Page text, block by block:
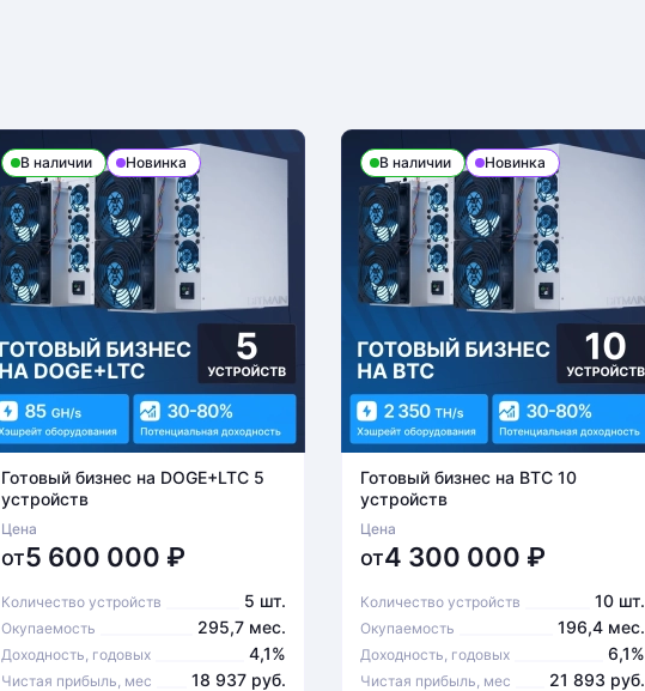
В наличии Новинка
Готовый бизнес на DOGE+LTC 5
устройств
Цена
от5 600 000 ₽
Количество устройств 5 шт.
Окупаемость 295,7 мес.
Доходность, годовых 4,1%
Чистая прибыль, мес 18 937 руб.
В наличии Новинка
Готовый бизнес на BTC 10
устройств
Цена
от4 300 000 ₽
Количество устройств 10 шт.
Окупаемость 196,4 мес.
Доходность, годовых 6,1%
Чистая прибыль, мес 21 893 руб.